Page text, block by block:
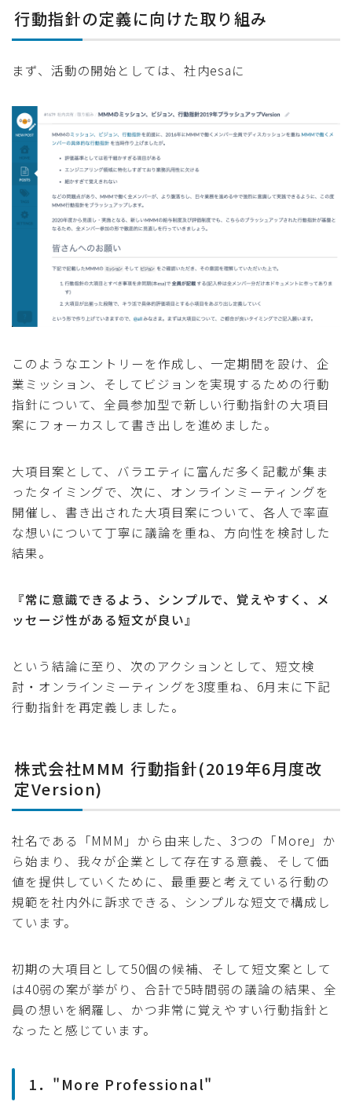
行動指針の定義に向けた取り組み
まず、活動の開始としては、社内esaに
このようなエントリーを作成し、一定期間を設け、企
業ミッション、そしてビジョンを実現するための行動
指針について、全員参加型で新しい行動指針の大項目
案にフォーカスして書き出しを進めました。
大項目案として、バラエティに富んだ多く記載が集ま
ったタイミングで、次に、オンラインミーティングを
開催し、書き出された大項目案について、各人で率直
な想いについて丁寧に議論を重ね、方向性を検討した
結果。
『常に意識できるよう、シンプルで、覚えやすく、メ
ッセージ性がある短文が良い』
という結論に至り、次のアクションとして、短文検
討・オンラインミーティングを3度重ね、6月末に下記
行動指針を再定義しました。
株式会社MMM 行動指針(2019年6月度改
定Version)
社名である「MMM」から由来した、3つの「More」か
ら始まり、我々が企業として存在する意義、そして価
値を提供していくために、最重要と考えている行動の
規範を社内外に訴求できる、シンプルな短文で構成し
ています。
初期の大項目として50個の候補、そして短文案として
は40弱の案が挙がり、合計で5時間弱の議論の結果、全
員の想いを網羅し、かつ非常に覚えやすい行動指針と
なったと感じています。
1．"More Professional"